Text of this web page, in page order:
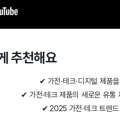
추천해요
✔ 가전·테크·디지털 제품
✔ 가전·테크 제품의 새로운 유
✔2025 가전·테크 트렌